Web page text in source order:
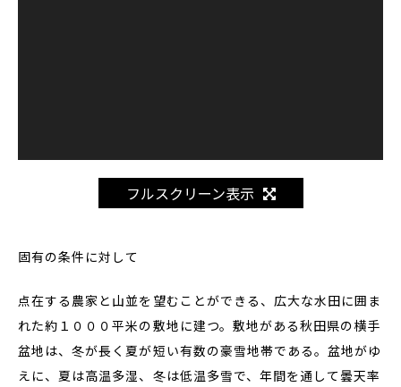
フルスクリーン表示
固有の条件に対して
点在する農家と山並を望むことができる、広大な水田に囲ま
れた約１０００平米の敷地に建つ。敷地がある秋田県の横手
盆地は、冬が長く夏が短い有数の豪雪地帯である。盆地がゆ
えに、夏は高温多湿、冬は低温多雪で、年間を通して曇天率